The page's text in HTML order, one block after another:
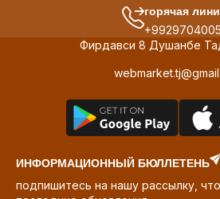
горячая
Фирдавси 8 Душанбе
ИНФОРМАЦИОННЫЙ БЮЛЛЕТЕНЬ
подпишитесь на нашу рассылку,